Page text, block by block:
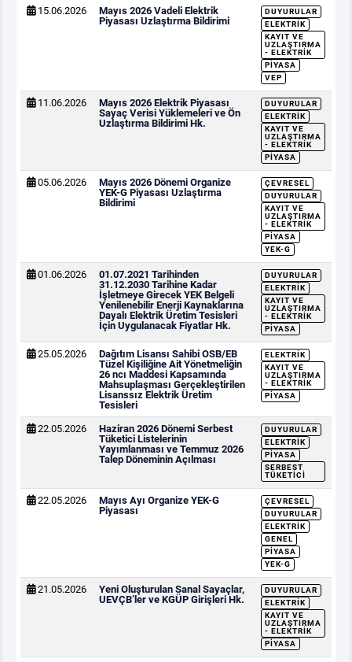
15.06.2026
Mayıs 2026 Vadeli Elektrik
Piyasası Uzlaştırma Bildirimi
DUYURULAR
ELEKTRIK
KAYIT VE
UZLAŞTIRMA
- ELEKTRIK
PIYASA
VEP
11.06.2026
Mayıs 2026 Elektrik Piyasası
Sayaç Verisi Yüklemeleri ve Ön
Uzlaştırma Bildirimi Hk.
DUYURULAR
ELEKTRIK
KAYIT VE
UZLAŞTIRMA
- ELEKTRIK
PIYASA
05.06.2026
Mayıs 2026 Dönemi Organize
YEK-G Piyasası Uzlaştırma
Bildirimi
ÇEVRESEL
DUYURULAR
KAYIT VE
UZLAŞTIRMA
- ELEKTRIK
PIYASA
YEK-G
01.06.2026
01.07.2021 Tarihinden
31.12.2030 Tarihine Kadar
İşletmeye Girecek YEK Belgeli
Yenilenebilir Enerji Kaynaklarına
Dayalı Elektrik Üretim Tesisleri
İçin Uygulanacak Fiyatlar Hk.
DUYURULAR
ELEKTRIK
KAYIT VE
UZLAŞTIRMA
- ELEKTRIK
PIYASA
25.05.2026
Dağıtım Lisansı Sahibi OSB/EB
Tüzel Kişiliğine Ait Yönetmeliğin
26 ncı Maddesi Kapsamında
Mahsuplaşması Gerçekleştirilen
Lisanssız Elektrik Üretim
Tesisleri
ELEKTRIK
KAYIT VE
UZLAŞTIRMA
- ELEKTRIK
PIYASA
22.05.2026
Haziran 2026 Dönemi Serbest
Tüketici Listelerinin
Yayımlanması ve Temmuz 2026
Talep Döneminin Açılması
DUYURULAR
ELEKTRIK
PIYASA
SERBEST
TÜKETICI
22.05.2026
Mayıs Ayı Organize YEK-G
Piyasası
ÇEVRESEL
DUYURULAR
ELEKTRIK
GENEL
PIYASA
YEK-G
21.05.2026
Yeni Oluşturulan Sanal Sayaçlar,
UEVÇB’ler ve KGÜP Girişleri Hk.
DUYURULAR
ELEKTRIK
KAYIT VE
UZLAŞTIRMA
- ELEKTRIK
PIYASA